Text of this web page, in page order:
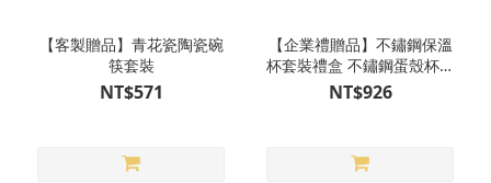
【客製贈品】青花瓷陶瓷碗
筷套裝
NT$571
【企業禮贈品】不鏽鋼保溫
杯套裝禮盒 不鏽鋼蛋殼杯禮
盒
NT$926